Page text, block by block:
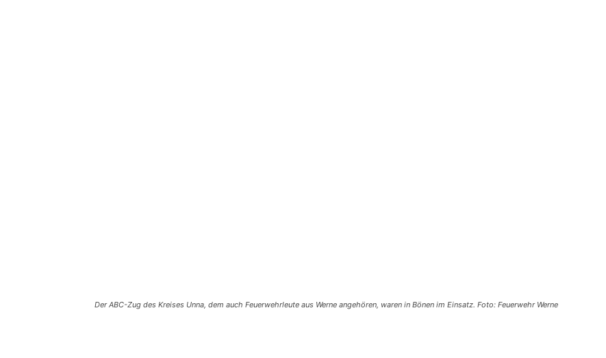
Der ABC-Zug des Kreises Unna, dem auch Feuerwehrleute aus Werne angehören, waren in Bönen im Einsatz. Foto: Feuerwehr Werne